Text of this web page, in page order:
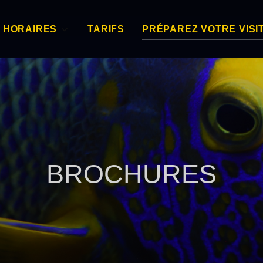
HORAIRES TARIFS PRÉPAREZ VOTRE
BROCHURES